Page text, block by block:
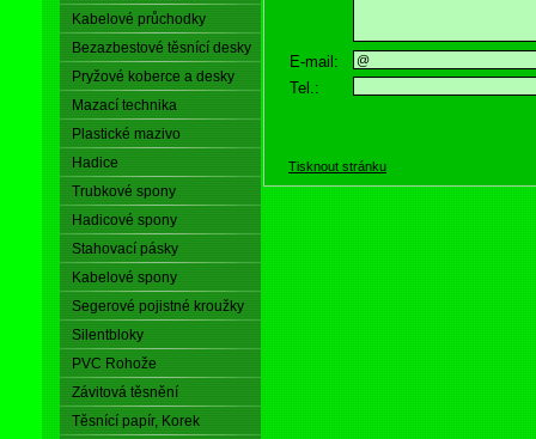
Kabelové průchodky
Bezazbestové těsnící desky
Pryžové koberce a desky
Mazací technika
Plastické mazivo
Hadice
Trubkové spony
Hadicové spony
Stahovací pásky
Kabelové spony
Segerové pojistné kroužky
Silentbloky
PVC Rohože
Závitová těsnění
Těsnící papír, Korek
E-mail:
Tel.:
Tisknout stránku